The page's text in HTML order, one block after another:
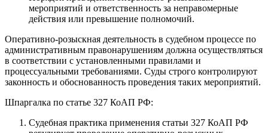
мероприятий и ответственность за неправомерные
действия или превышение полномочий.
Оперативно-розыскная деятельность в судебном процессе по
административным правонарушениям должна осуществляться
в соответствии с установленными правилами и
процессуальными требованиями. Суды строго контролируют
законность и обоснованность проведения таких мероприятий.
Шпаргалка по статье 327 КоАП РФ:
Судебная практика применения статьи 327 КоАП РФ